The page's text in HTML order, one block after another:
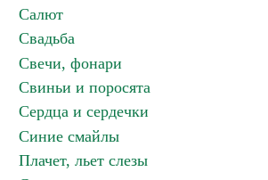
Салют
Свадьба
Свечи, фонари
Свиньи и поросята
Сердца и сердечки
Синие смайлы
Плачет, льет слезы